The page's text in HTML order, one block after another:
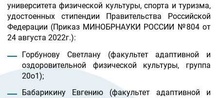
университета физической культуры, спорта и туризма,
удостоенных стипендии Правительства Российской
Федерации (Приказ МИНОБРНАУКИ РОССИИ №804 от
24 августа 2022г.):
Горбунову Светлану (факультет адаптивной и
оздоровительной физической культуры, группа
20о1);
Бабарикину Евгению (факультет адаптивной и